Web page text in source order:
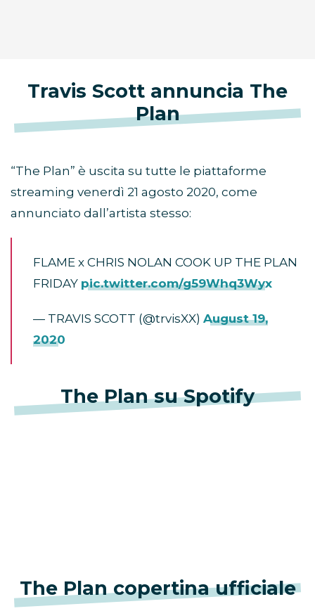
Travis Scott annuncia The
Plan
“The Plan” è uscita su tutte le piattaforme
streaming venerdì 21 agosto 2020, come
annunciato dall’artista stesso:
FLAME x CHRIS NOLAN COOK UP THE PLAN
FRIDAY pic.twitter.com/g59Whq3Wyx
— TRAVIS SCOTT (@trvisXX) August 19,
2020
The Plan su Spotify
The Plan copertina ufficiale